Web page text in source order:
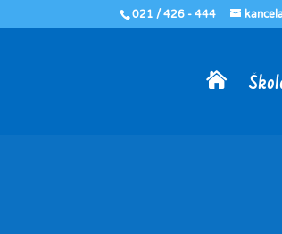
021 / 426 - 444
